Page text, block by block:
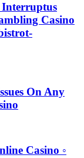
Interruptus
Casino
On Any
Casino ◦